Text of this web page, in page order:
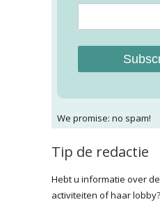
We promise: no spam!
Tip de redactie
Hebt u informatie over
activiteiten of haar